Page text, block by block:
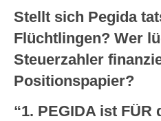
Stellt sich Pegida
Flüchtlingen? Wer
Steuerzahler
Positionspapier?
“1. PEGIDA ist